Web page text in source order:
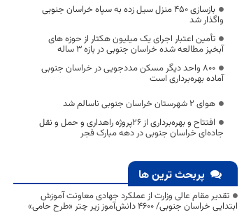
بازسازی 450 منزل سیل زده به سپاه خراسان جنوبی
واگذار شد
تأمین اعتبار اجرای یک میلیون هکتار از حوزه های
آبخیز مطالعه شده خراسان جنوبی در بازه ۳ ساله
۸۰۰ واحد دیگر مسکن مددجویی در خراسان جنوبی
آماده بهره‌برداری است
هوای ۲ شهرستان خراسان جنوبی ناسالم شد
افتتاح و بهره‌برداری از 26پروژه راهداری و حمل و نقل
جاده‌ای خراسان جنوبی در دهه مبارک فجر
پربحث ترین ها
تقدیر مقام عالی وزارت از عملکرد جهادی معاونت آموزش
ابتدایی خراسان جنوبی/ ۴۶۰۰ دانش‌آموز زیر چتر «طرح حامی»